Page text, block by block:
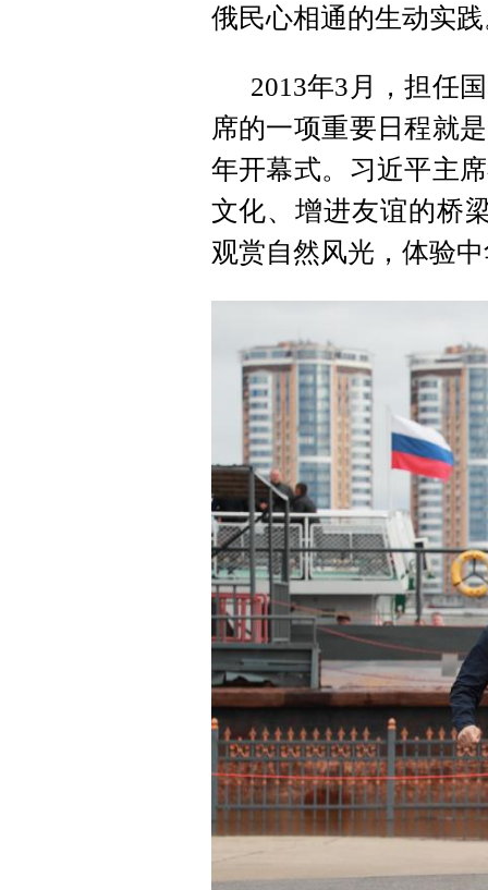
俄民心相通的生动实
2013年3月，担任
席的一项重要日程就
年开幕式。习近平主
文化、增进友谊的桥
观赏自然风光，体验